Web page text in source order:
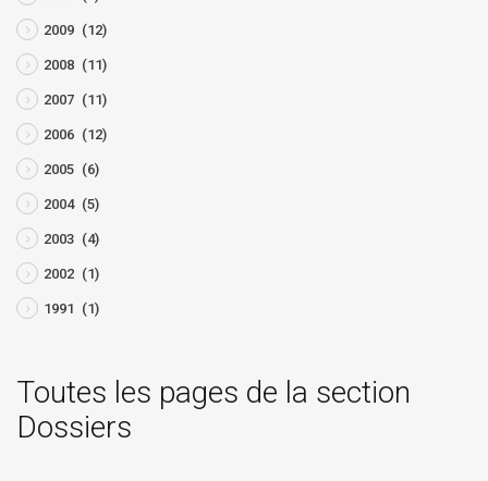
2009 (12)
2008 (11)
2007 (11)
2006 (12)
2005 (6)
2004 (5)
2003 (4)
2002 (1)
1991 (1)
Toutes les pages de la section
Dossiers